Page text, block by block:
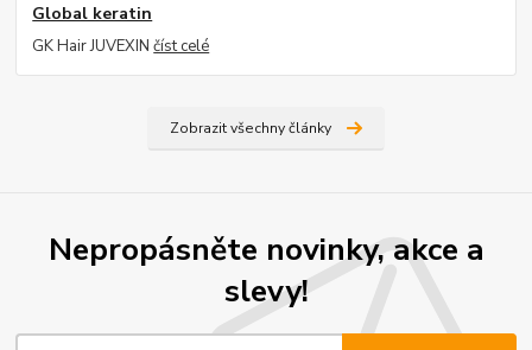
Global keratin
GK Hair JUVEXINčíst celé
Zobrazit všechny články
Nepropásněte novinky, akce a
slevy!